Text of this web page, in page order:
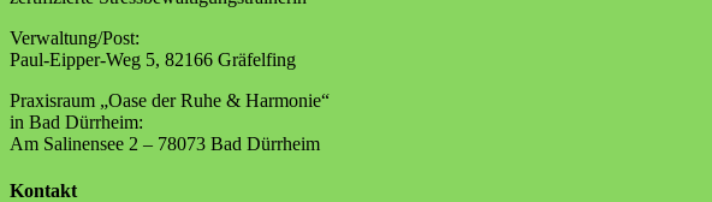
Verwaltung/Post:
Paul-Eipper-Weg 5, 82166 Gräfelfing
Praxisraum „Oase der Ruhe & Harmonie“
in Bad Dürrheim:
Am Salinensee 2 – 78073 Bad Dürrheim
Kontakt